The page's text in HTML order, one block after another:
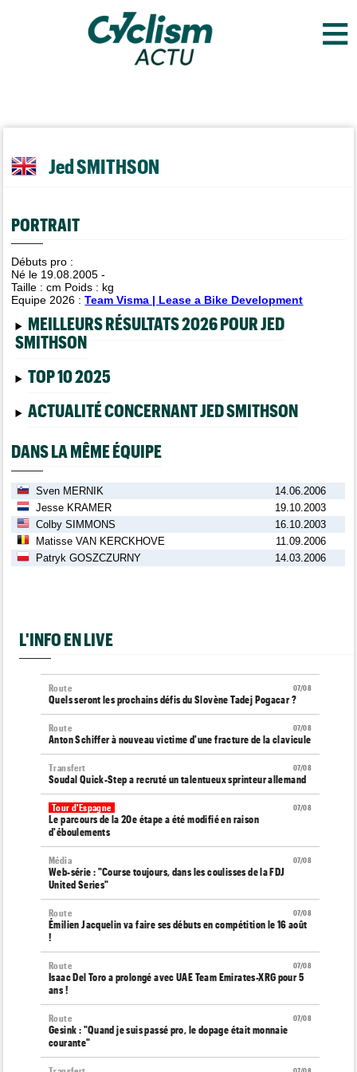
≡
Jed SMITHSON
PORTRAIT
Débuts pro :
Né le 19.08.2005 -
Taille :cm Poids : kg
Equipe 2026 :Team Visma | Lease a Bike Development
MEILLEURS RÉSULTATS 2026 POUR JED
SMITHSON
TOP 10 2025
ACTUALITÉ CONCERNANT JED SMITHSON
DANS LA MÊME ÉQUIPE
Sven MERNIK
14.06.2006
Jesse KRAMER
19.10.2003
Colby SIMMONS
16.10.2003
Matisse VAN KERCKHOVE
11.09.2006
Patryk GOSZCZURNY
14.03.2006
L'INFO EN LIVE
07/08
Route
Quels seront les prochains défis du Slovène Tadej Pogacar ?
07/08
Route
Anton Schiffer à nouveau victime d'une fracture de la clavicule
07/08
Transfert
Soudal Quick-Step a recruté un talentueux sprinteur allemand
07/08
Tour d'Espagne
Le parcours de la 20e étape a été modifié en raison
d'éboulements
07/08
Média
Web-série : "Course toujours, dans les coulisses de la FDJ
United Series"
07/08
Route
Émilien Jacquelin va faire ses débuts en compétition le 16 août
!
07/08
Route
Isaac Del Toro a prolongé avec UAE Team Emirates-XRG pour 5
ans !
07/08
Route
Gesink : "Quand je suis passé pro, le dopage était monnaie
courante"